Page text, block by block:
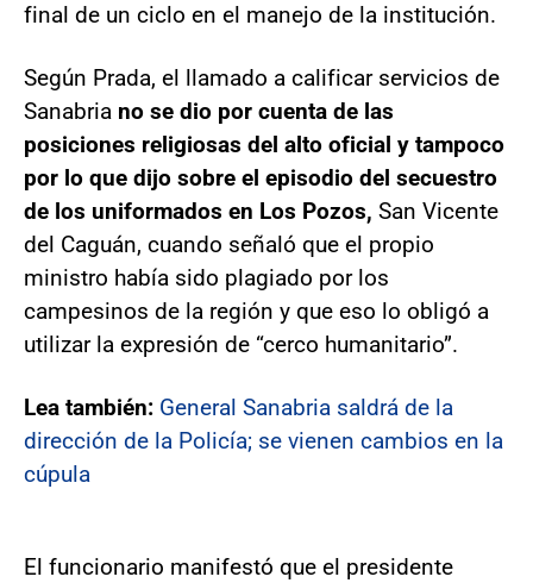
final de un ciclo en el manejo de la institución.
Según Prada, el llamado a calificar servicios de
Sanabria no se dio por cuenta de las
posiciones religiosas del alto oficial y tampoco
por lo que dijo sobre el episodio del secuestro
de los uniformados en Los Pozos, San Vicente
del Caguán, cuando señaló que el propio
ministro había sido plagiado por los
campesinos de la región y que eso lo obligó a
utilizar la expresión de “cerco humanitario”.
Lea también: General Sanabria saldrá de la
dirección de la Policía; se vienen cambios en la
cúpula
El funcionario manifestó que el presidente